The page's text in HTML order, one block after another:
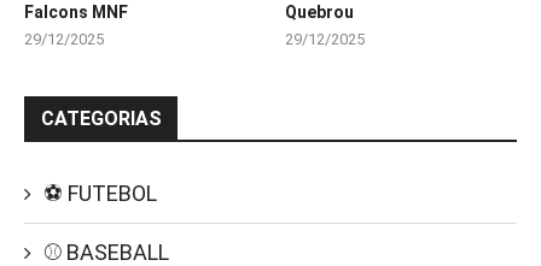
Falcons MNF
29/12/2025
Quebrou
29/12/2025
CATEGORIAS
⚽ FUTEBOL
⚾ BASEBALL